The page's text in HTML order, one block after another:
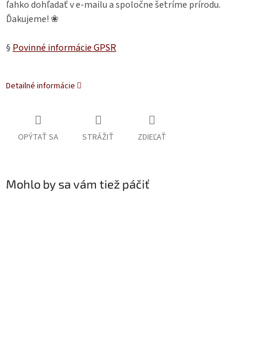
ľahko dohľadať v e-mailu a spoločne šetríme prírodu.
Ďakujeme! ❀
§ Povinné informácie GPSR
Detailné informácie
OPÝTAŤ SA STRÁŽIŤ ZDIEĽAŤ
Mohlo by sa vám tiež páčiť